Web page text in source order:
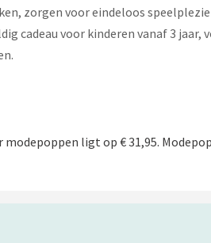
zorgen voor eindeloos
cadeau voor kinderen vanaf 3
modepoppen ligt op € 31,95.